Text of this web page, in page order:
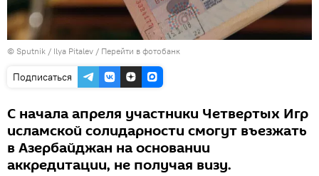
© Sputnik / Ilya Pitalev / Перейти в фотобанк
Подписаться
С начала апреля участники Четвертых Игр
исламской солидарности смогут въезжать
в Азербайджан на основании
аккредитации, не получая визу.